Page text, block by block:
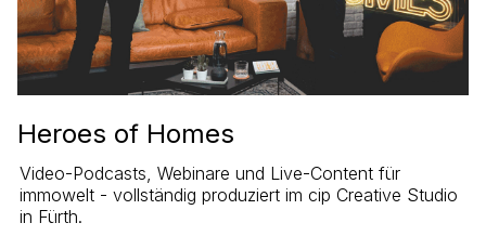
Heroes of Homes
Video-Podcasts, Webinare und Live-Content für
immowelt - vollständig produziert im cip Creative Studio
in Fürth.